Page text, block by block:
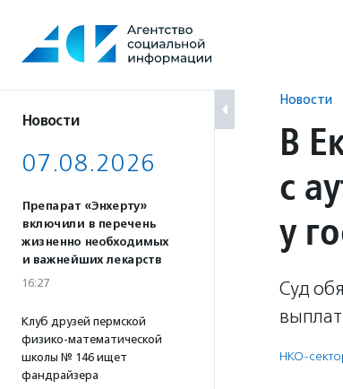
содержанию
Новости
07.08.2026
Препарат «Энхерту»
включили в перечень
жизненно необходимых
и важнейших лекарств
16:27
Клуб друзей пермской
физико-математической
школы № 146 ищет
фандрайзера
Новости
В
с
у
Суд
НКО-